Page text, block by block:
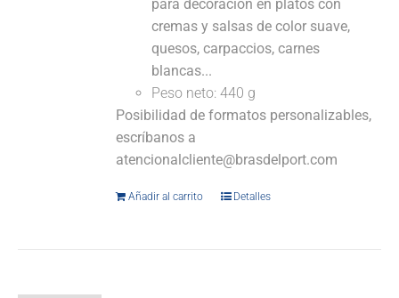
para decoración en platos con
cremas y salsas de color suave,
quesos, carpaccios, carnes
blancas...
Peso neto: 440 g
Posibilidad de formatos personalizables,
escríbanos a
atencionalcliente@brasdelport.com
Añadir al carrito Detalles